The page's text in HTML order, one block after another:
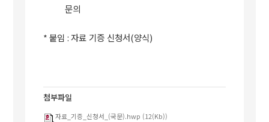
문의
*붙임:자료 기증 신청서(양식)
첨부파일
자료_기증_신청서_(국문).hwp (12(Kb))